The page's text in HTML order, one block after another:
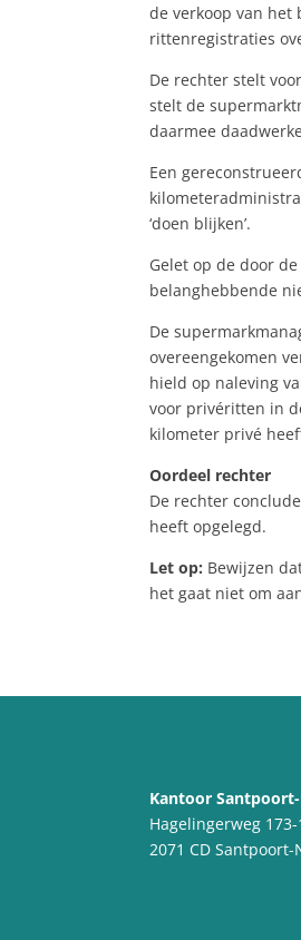
de verkoop van
rittenregistraties
De rechter stelt
stelt de
daarmee
Een
‘doen blijken’.
Gelet op de door
belanghebbende
De
overeengekomen
hield op naleving
voor privéritten in
kilometer privé
Oordeel rechter
De rechter
heeft opgelegd.
Let op: Bewijzen
het gaat niet om
Kantoor
Hagelingerweg 173-
2071 CD Santpoort-